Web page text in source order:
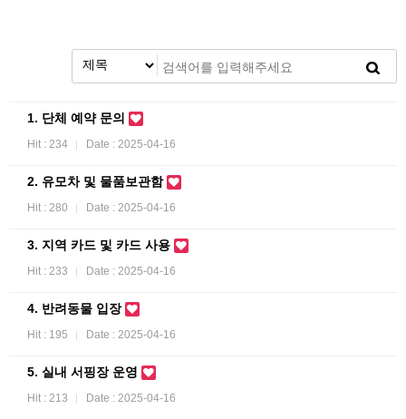
1. 단체 예약 문의
Hit : 234 Date : 2025-04-16
2. 유모차 및 물품보관함
Hit : 280 Date : 2025-04-16
3. 지역 카드 및 카드 사용
Hit : 233 Date : 2025-04-16
4. 반려동물 입장
Hit : 195 Date : 2025-04-16
5. 실내 서핑장 운영
Hit : 213 Date : 2025-04-16